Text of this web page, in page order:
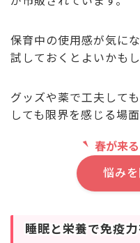
保育中の使用感が気に
試しておくとよいかもし
グッズや薬で工夫して
しても限界を感じる場
春が来
悩み
睡眠と栄養で免疫